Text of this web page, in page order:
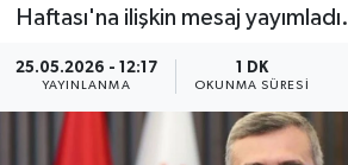
Haftası'na ilişkin mesaj yayımladı.
25.05.2026 - 12:17
YAYINLANMA
1 DK
OKUNMA SÜRESI
MAGAZİN
KÜLTÜR SANAT
SAĞLIK
Son Dakika Haberleri
Haber Arşivi